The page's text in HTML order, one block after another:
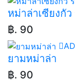
หม่าล่าเซียงกัว
฿. 90
ยามหม่าล่า
฿. 90